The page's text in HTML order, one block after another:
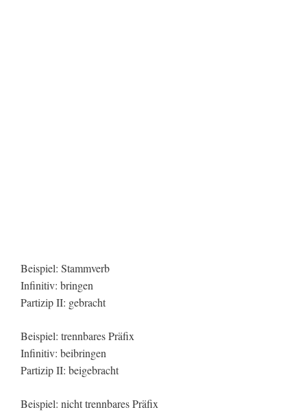
Beispiel: Stammverb
Infinitiv: bringen
Partizip II: gebracht
Beispiel: trennbares Präfix
Infinitiv: beibringen
Partizip II: beigebracht
Beispiel: nicht trennbares Präfix